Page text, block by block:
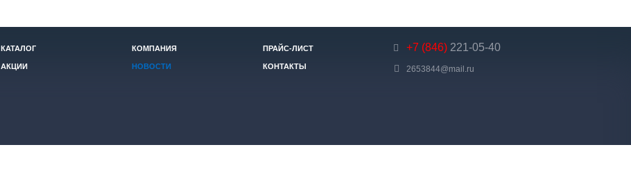
КАТАЛОГ КОМПАНИЯ ПРАЙС-ЛИСТ
АКЦИИ НОВОСТИ КОНТАКТЫ
+7 (846) 221-05-40
2653844@mail.ru